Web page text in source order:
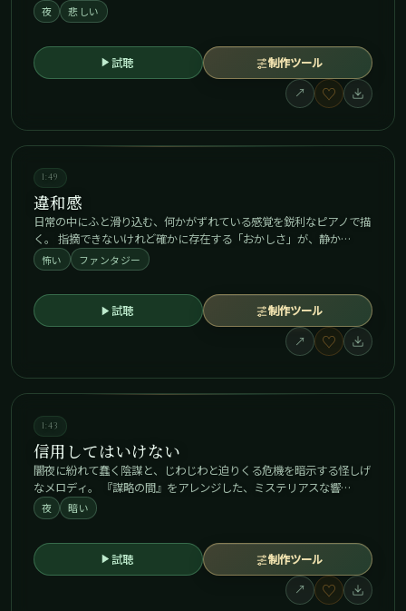
夜 悲しい
試聴
制作ツール
↗
♡
1:49
違和感
日常の中にふと滑り込む、何かがずれている感覚を鋭利なピアノで描
く。 指摘できないけれど確かに存在する「おかしさ」が、静か…
怖い ファンタジー
試聴
制作ツール
↗
♡
1:43
信用してはいけない
闇夜に紛れて蠢く陰謀と、じわじわと迫りくる危機を暗示する怪しげ
なメロディ。 『謀略の間』をアレンジした、ミステリアスな響…
夜 暗い
試聴
制作ツール
↗
♡